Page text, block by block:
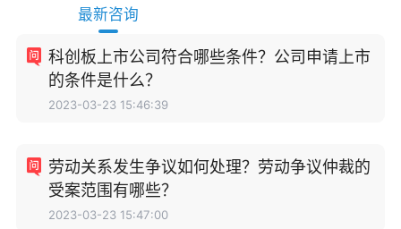
最新咨询
科创板上市公司符合哪些条件？公司申请上市
的条件是什么？
2023-03-23 15:46:39
劳动关系发生争议如何处理？劳动争议仲裁的
受案范围有哪些？
2023-03-23 15:47:00